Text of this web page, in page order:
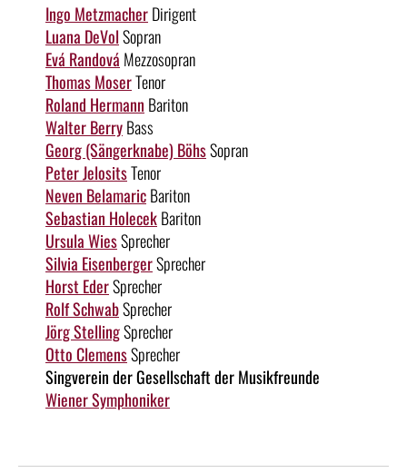
Ingo MetzmacherDirigent
Luana DeVolSopran
Evá Randová Mezzosopran
Thomas MoserTenor
Roland Hermann Bariton
Walter BerryBass
Georg (Sängerknabe) BöhsSopran
Peter JelositsTenor
Neven BelamaricBariton
Sebastian HolecekBariton
Ursula WiesSprecher
Silvia EisenbergerSprecher
Horst EderSprecher
Rolf SchwabSprecher
Jörg StellingSprecher
Otto ClemensSprecher
Singverein der Gesellschaft der Musikfreunde
Wiener Symphoniker